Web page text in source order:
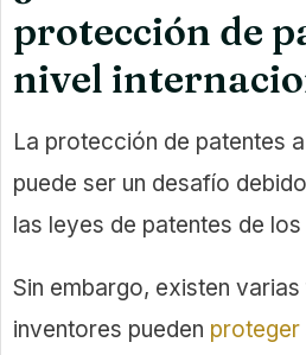
protección de
nivel
La protección de patentes
puede ser un desafío
las leyes de patentes de
Sin embargo, existen
inventores pueden proteger